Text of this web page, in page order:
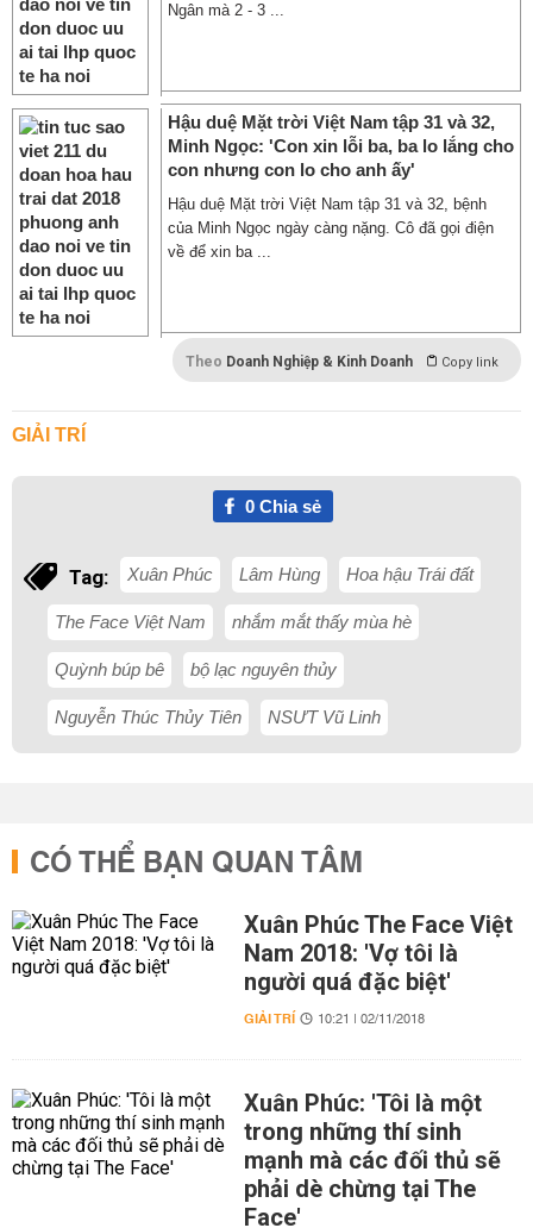
Ngân mà 2 - 3 ...
Hậu duệ Mặt trời Việt Nam tập 31 và 32,
Minh Ngọc: 'Con xin lỗi ba, ba lo lắng cho
con nhưng con lo cho anh ấy'
Hậu duệ Mặt trời Việt Nam tập 31 và 32, bệnh
của Minh Ngọc ngày càng nặng. Cô đã gọi điện
về để xin ba ...
Theo Doanh Nghiệp & Kinh Doanh Copy link
GIẢI TRÍ
0Chia sẻ
Tag: Xuân Phúc Lâm Hùng Hoa hậu Trái đất
The Face Việt Nam nhắm mắt thấy mùa hè
Quỳnh búp bê bộ lạc nguyên thủy
Nguyễn Thúc Thủy Tiên NSƯT Vũ Linh
CÓ THỂ BẠN QUAN TÂM
Xuân Phúc The Face Việt
Nam 2018: 'Vợ tôi là
người quá đặc biệt'
GIẢI TRÍ 10:21 | 02/11/2018
Xuân Phúc: 'Tôi là một
trong những thí sinh
mạnh mà các đối thủ sẽ
phải dè chừng tại The
Face'